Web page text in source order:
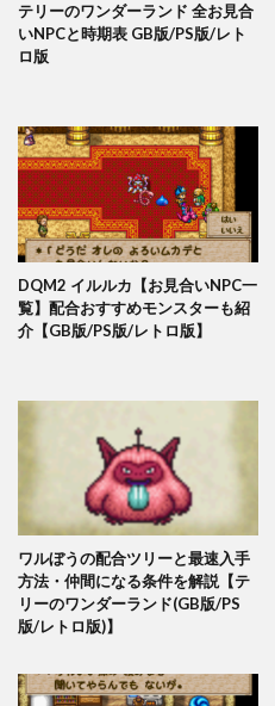
テリーのワンダーランド 全お見合
いNPCと時期表 GB版/PS版/レト
ロ版
DQM2 イルルカ【お見合いNPC一
覧】配合おすすめモンスターも紹
介【GB版/PS版/レトロ版】
ワルぼうの配合ツリーと最速入手
方法・仲間になる条件を解説【テ
リーのワンダーランド(GB版/PS
版/レトロ版)】